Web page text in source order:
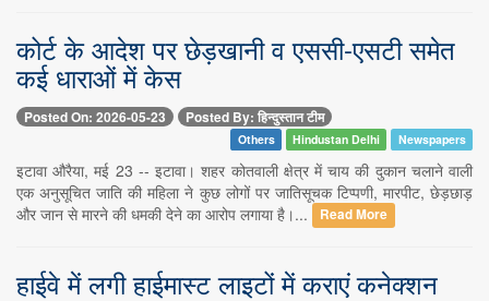
कोर्ट के आदेश पर छेड़खानी व एससी-एसटी समेत
कई धाराओं में केस
Posted On: 2026-05-23 Posted By: हिन्दुस्तान टीम
Others Hindustan Delhi Newspapers
इटावा औरैया, मई 23 -- इटावा। शहर कोतवाली क्षेत्र में चाय की दुकान चलाने वाली
एक अनुसूचित जाति की महिला ने कुछ लोगों पर जातिसूचक टिप्पणी, मारपीट, छेड़छाड़
और जान से मारने की धमकी देने का आरोप लगाया है।...
Read More
हाईवे में लगी हाईमास्ट लाइटों में कराएं कनेक्शन